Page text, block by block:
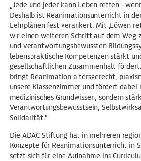
„Jede und jeder kann Leben retten -
Deshalb ist Reanimationsunterricht in
Lehrplänen fest verankert. Mit ‚Löwen
wir einen weiteren Schritt auf dem Weg
und verantwortungsbewussten
lebenspraktische Kompetenzen stärkt
gesellschaftlichen Zusammenhalt
bringt Reanimation altersgerecht,
unsere Klassenzimmer und fördert dabei
medizinisches Grundwissen, sondern
Verantwortungsbewusstsein,
Solidarität.“
Die ADAC Stiftung hat in mehreren
Konzepte für Reanimationsunterricht in
setzt sich für eine Aufnahme ins